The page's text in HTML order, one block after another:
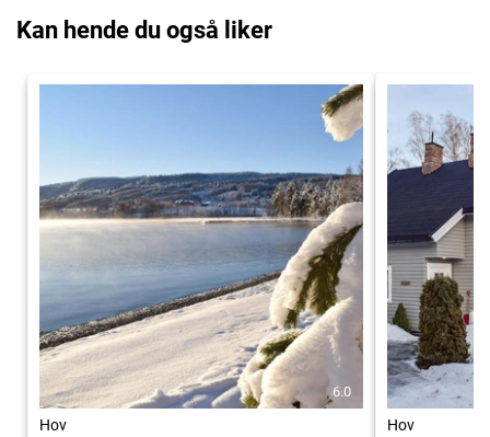
Kan hende du også liker
6.0
Hov Hov